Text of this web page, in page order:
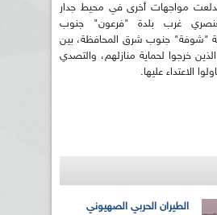
مواجهات أخرى في محيط جدار
غرب بلدة "فرعون" جنوب
"شوفة" جنوب شرق المحافظة، بين
الذين خرجوا لحماية منازلهم، والتصدي
الاعتداء عليها.
الطيران الحربي الصهيوني